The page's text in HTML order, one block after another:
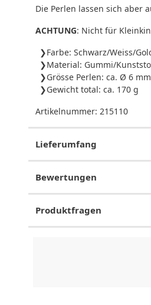
Die Perlen lassen sich aber
ACHTUNG: Nicht für
Farbe: Schwarz/Weiss/
Material: Gummi/
Grösse Perlen: ca. Ø 6 mm
Gewicht total: ca. 170 g
Artikelnummer: 215110
Lieferumfang
Bewertungen
Produktfragen